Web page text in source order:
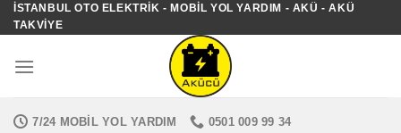
İçeriğe
atla
İSTANBUL OTO ELEKTRIK - MOBIL YOL YARDIM - AKÜ - AKÜ
TAKVIYE
7/24 MOBIL YOL YARDIM 0501 009 99 34